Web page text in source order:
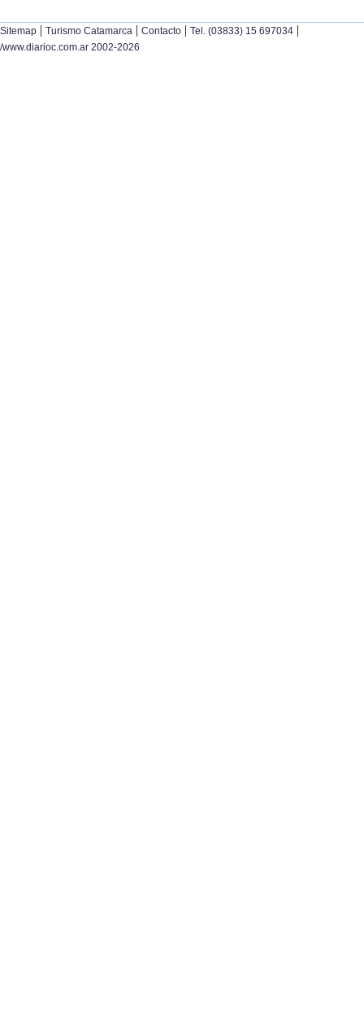
Sitemap | Turismo Catamarca | Contacto | Tel. (03833) 15 697034 |
/www.diarioc.com.ar 2002-2026